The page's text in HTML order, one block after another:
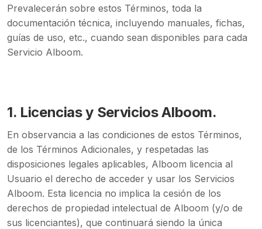
Prevalecerán sobre estos Términos, toda la
documentación técnica, incluyendo manuales, fichas,
guías de uso, etc., cuando sean disponibles para cada
Servicio Alboom.
1. Licencias y Servicios Alboom.
En observancia a las condiciones de estos Términos,
de los Términos Adicionales, y respetadas las
disposiciones legales aplicables, Alboom licencia al
Usuario el derecho de acceder y usar los Servicios
Alboom. Esta licencia no implica la cesión de los
derechos de propiedad intelectual de Alboom (y/o de
sus licenciantes), que continuará siendo la única